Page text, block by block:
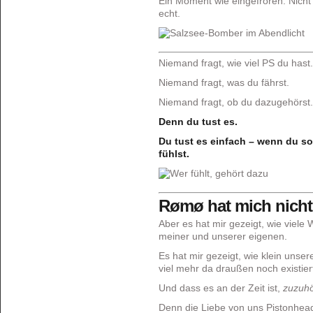
echt.
Niemand fragt, wie viel PS du hast.
Niemand fragt, was du fährst.
Niemand fragt, ob du dazugehörst.
Denn du tust es.
Du tust es einfach – wenn du
fühlst.
Rømø hat mich
Aber es hat mir gezeigt, wie viele
meiner und unserer eigenen.
Es hat mir gezeigt, wie klein
viel mehr da draußen noch
Und dass es an der Zeit ist,
Denn die Liebe von uns